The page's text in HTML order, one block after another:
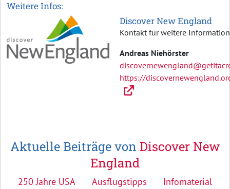
Weitere Infos:
Discover New England
Kontakt für weitere
Andreas Niehörster
https://
Aktuelle Beiträge von Discover New
England
250 Jahre USA Ausflugstipps
Infomaterial